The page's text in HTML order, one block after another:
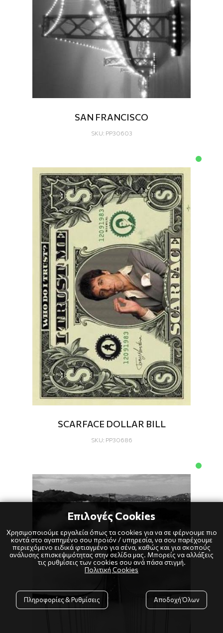
SAN FRANCISCO
SKU: PP30603
SCARFACE DOLLAR BILL
SKU: PP30686
Επιλογές Cookies
Χρησιμοποιούμε εργαλεία όπως τα cookies για να σε φέρνουμε πιο
κοντά στο αγαπημένο σου προϊόν / υπηρεσία, να σου παρέχουμε
περιεχόμενο ειδικά φτιαγμένο για σένα, καθώς και για σκοπούς
ανάλυσης επισκεψιμότητας στην σελίδα μας. Μπορείς να αλλάξεις
τις ρυθμίσεις των cookies σου ανά πάσα στιγμή.
Πολιτική Cookies
Πληροφορίες & Ρυθμίσεις Αποδοχή Όλων